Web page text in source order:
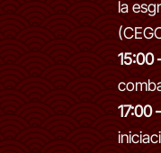
la
15:00
17:00